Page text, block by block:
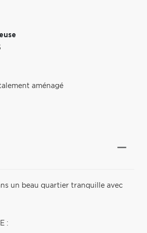
aménagé
un beau quartier tranquille avec
: